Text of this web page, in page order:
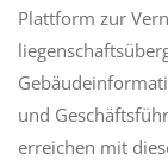
Plattform zur
und
erreichen mit